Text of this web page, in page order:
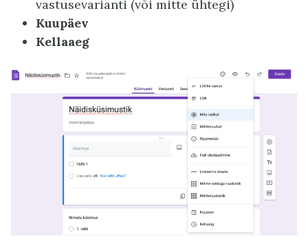
vastusevarianti (või mitte ühtegi)
Kuupäev
Kellaaeg